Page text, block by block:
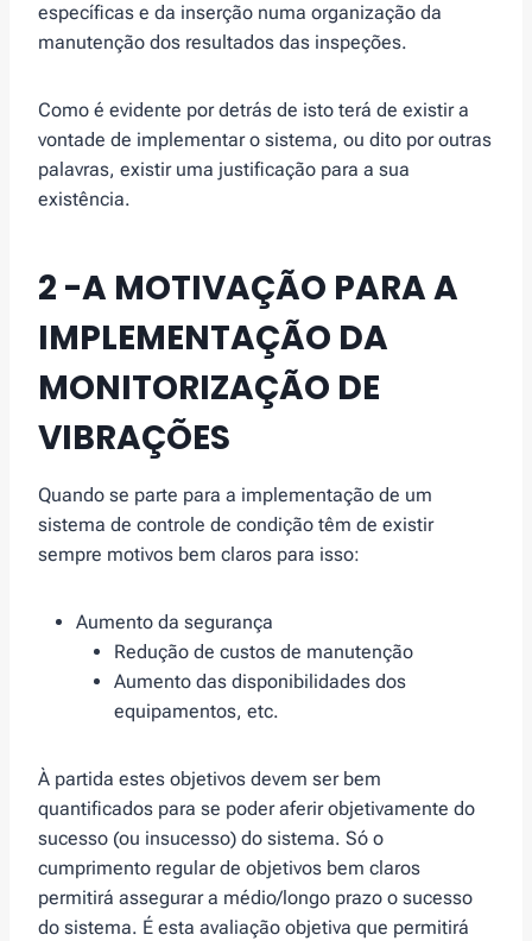
específicas e da inserção numa organização da
manutenção dos resultados das inspeções.
Como é evidente por detrás de isto terá de existir a
vontade de implementar o sistema, ou dito por outras
palavras, existir uma justificação para a sua
existência.
2 -A MOTIVAÇÃO PARA A
IMPLEMENTAÇÃO DA
MONITORIZAÇÃO DE
VIBRAÇÕES
Quando se parte para a implementação de um
sistema de controle de condição têm de existir
sempre motivos bem claros para isso:
Aumento da segurança
Redução de custos de manutenção
Aumento das disponibilidades dos
equipamentos, etc.
À partida estes objetivos devem ser bem
quantificados para se poder aferir objetivamente do
sucesso (ou insucesso) do sistema. Só o
cumprimento regular de objetivos bem claros
permitirá assegurar a médio/longo prazo o sucesso
do sistema. É esta avaliação objetiva que permitirá